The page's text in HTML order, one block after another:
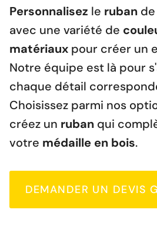
Personnalisez le ruban
avec une variété de
matériaux pour créer un
Notre équipe est là pour
chaque détail
Choisissez parmi nos
créez un ruban qui
votre médaille en bois.
DEMANDER UN DEVIS